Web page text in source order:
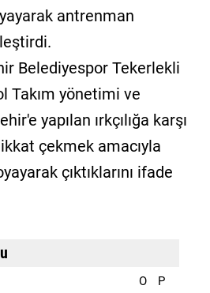
antrenman
Belediyespor Tekerlekli
Takım yönetimi ve
yapılan ırkçılığa karşı
çekmek amacıyla
çıktıklarını ifade
O P